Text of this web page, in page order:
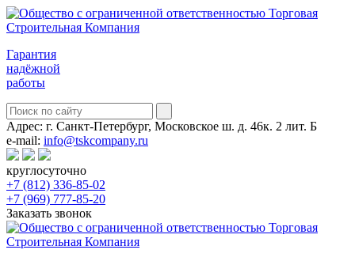
Гарантия
надёжной
работы
Адрес: г. Санкт-Петербург, Московское ш. д. 46к. 2 лит. Б
e-mail: info@tskcompany.ru
круглосуточно
+7 (812) 336-85-02
+7 (969) 777-85-20
Заказать звонок